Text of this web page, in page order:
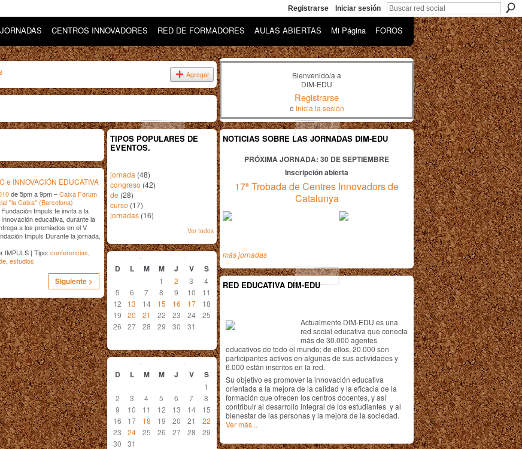
Registrarse Iniciar sesión
JORNADAS CENTROS INNOVADORES RED DE FORMADORES AULAS ABIERTAS Mi Página FOROS
Agregar
e INNOVACIÓN EDUCATIVA
de 5pm a 9pm –Caixa Fórum
"la Caixa" (Barcelona)
Impuls te invita a la
educativa, durante la
a los premiados en el V
Impuls Durante la jornada,
IMPULS | Tipo: conferencias,
, estudios
Siguiente >
TIPOS POPULARES DE
EVENTOS.
jornada (48)
congreso (42)
de (28)
curso (17)
jornadas (16)
Ver todos
diciembre 2010
D L M M J V S
1 2 3
4
5
6 7 8 9 10
11
12
13 14 15 16 17
18
19
20 21 22 23 24
25
26
27 28 29 30 31
enero 2011
D L M M J V S
1
2
3 4 5 6 7
8
9
10 11 12 13 14
15
16
17 18 19 20 21
22
23
24 25 26 27 28
29
30
31
Bienvenido/a a
DIM-EDU
Registrarse
o Inicia la sesión
NOTICIAS SOBRE LAS JORNADAS DIM-EDU
PRÓXIMA JORNADA: 30 DE SEPTIEMBRE
Inscripción abierta
17ª Trobada de Centres Innovadors de
Catalunya
más jornadas
RED EDUCATIVA DIM-EDU
Actualmente DIM-EDU es una
red social educativa que conecta
más de 30.000 agentes
educativos de todo el mundo; de ellos, 20.000 son
participantes activos en algunas de sus actividades y
6.000 están inscritos en la red.
Su objetivo es promover la innovación educativa
orientada a la mejora de la calidad y la eficacia de la
formación que ofrecen los centros docentes, y así
contribuir al desarrollo integral de los estudiantes y al
bienestar de las personas y la mejora de la sociedad.
Ver más...